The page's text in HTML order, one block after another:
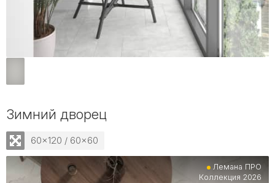
Зимний дворец
60x120 / 60x60
Лемана ПРО
Коллекция 2026